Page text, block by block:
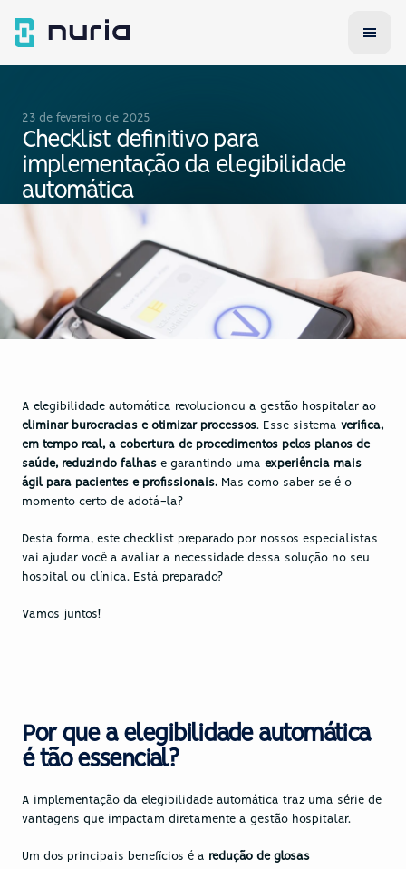
23 de fevereiro de 2025
Checklist definitivo para
implementação da elegibilidade
automática
eliminar burocracias e otimizar processos. Esse sistema verifica,
em tempo real, a cobertura de procedimentos pelos planos de
saúde, reduzindo falhas e garantindo uma experiência mais
ágil para pacientes e profissionais. Mas como saber se é o
momento certo de adotá-la?
Desta forma, este checklist preparado por nossos especialistas
vai ajudar você a avaliar a necessidade dessa solução no seu
hospital ou clínica. Está preparado?
Vamos juntos!
Por que a elegibilidade automática
é tão essencial?
A implementação da elegibilidade automática traz uma série de
vantagens que impactam diretamente a gestão hospitalar.
Um dos principais benefícios é a redução de glosas